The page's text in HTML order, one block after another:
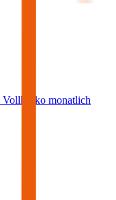
Vollkasko monatlich